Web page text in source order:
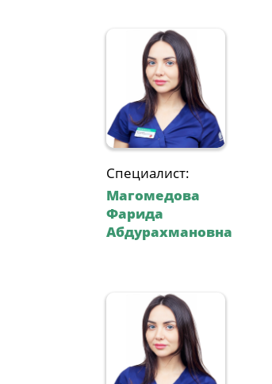
Специалист:
Магомедова
Фарида
Абдурахмановна